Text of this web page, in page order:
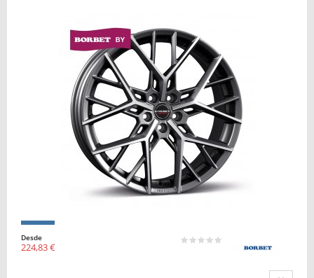
Desde
224,83 €